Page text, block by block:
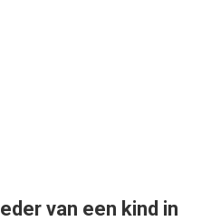
van een kind in